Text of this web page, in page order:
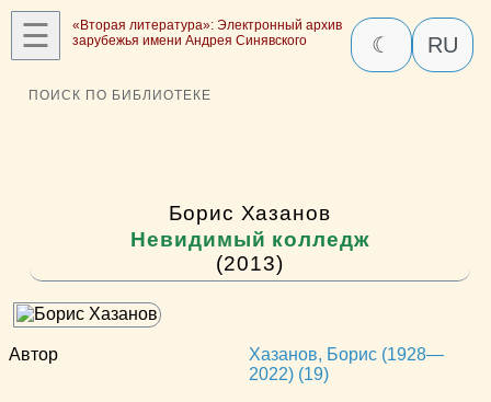
☰
«Вторая литература»: Электронный архив
зарубежья имени Андрея Синявского
☾ RU
ПОИСК ПО БИБЛИОТЕКЕ
Борис Хазанов
Невидимый колледж
(2013)
Автор
Хазанов, Борис (1928—
2022) (19)